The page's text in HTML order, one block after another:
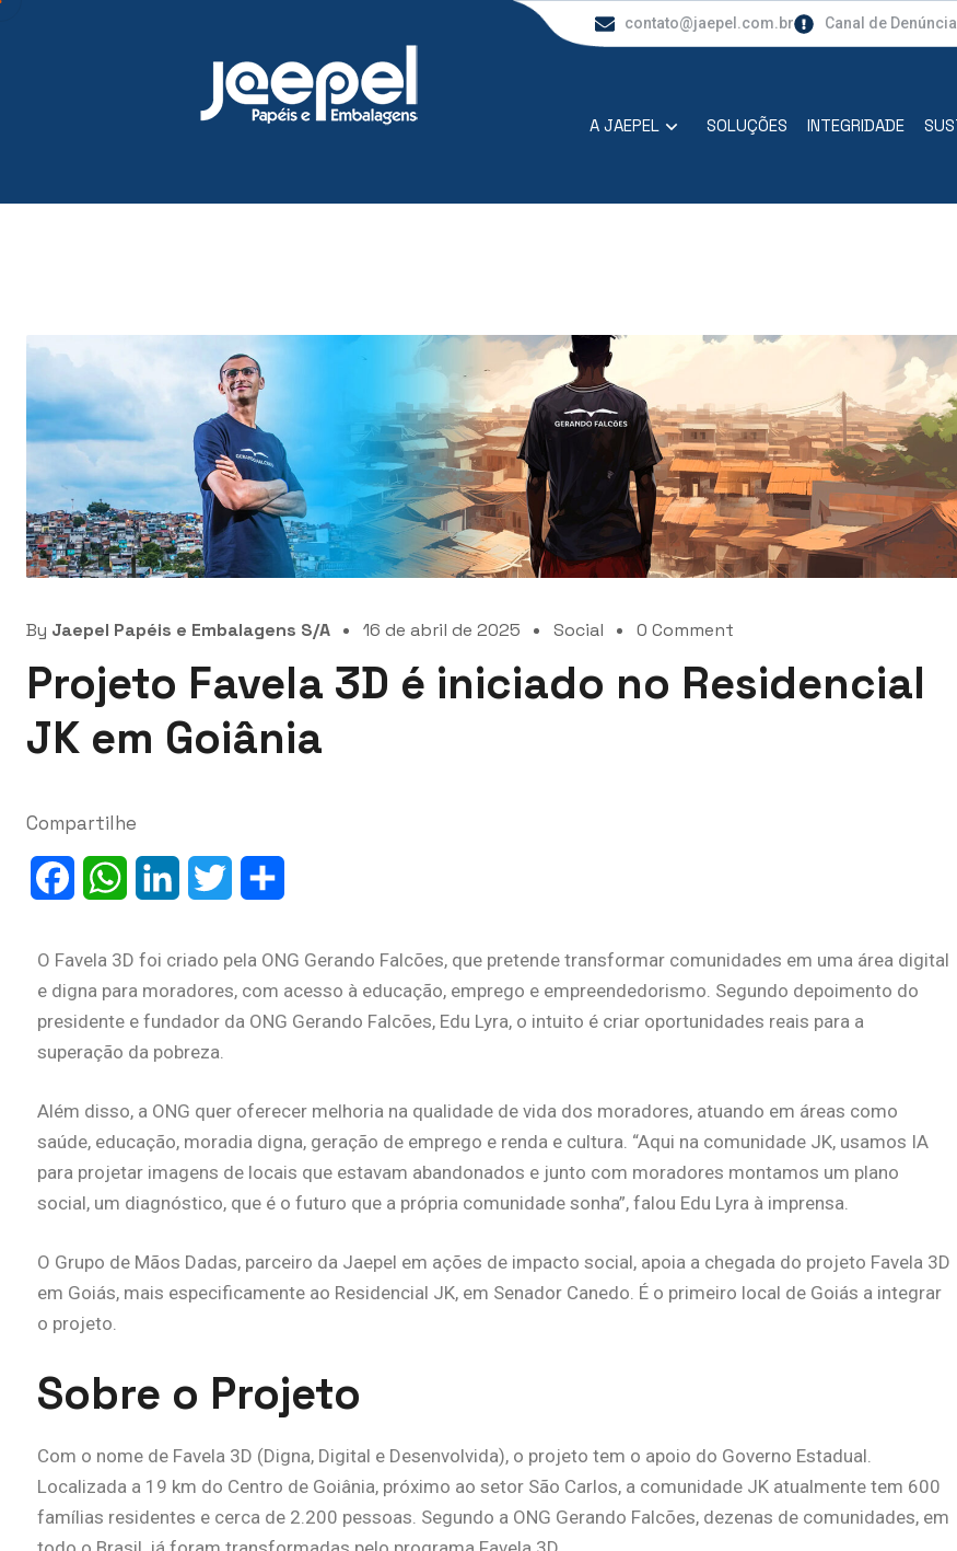
contato@jaepel.com.br Canal de
A JAEPEL SOLUÇÕES INTEGRIDADE
By Jaepel Papéis e Embalagens S/A 16 de abril de 2025 Social 0 Comment
Projeto Favela 3D é iniciado no Residencial
JK em Goiânia
Compartilhe
FacebookWhatsAppLinkedIn Twitter
O Favela 3D foi criado pela ONG Gerando Falcões, que pretende transformar comunidades em uma área digital
e digna para moradores, com acesso à educação, emprego e empreendedorismo. Segundo depoimento do
presidente e fundador da ONG Gerando Falcões, Edu Lyra, o intuito é criar oportunidades reais para a
superação da pobreza.
Além disso, a ONG quer oferecer melhoria na qualidade de vida dos moradores, atuando em áreas como
saúde, educação, moradia digna, geração de emprego e renda e cultura. “Aqui na comunidade JK, usamos IA
para projetar imagens de locais que estavam abandonados e junto com moradores montamos um plano
social, um diagnóstico, que é o futuro que a própria comunidade sonha”, falou Edu Lyra à imprensa.
O Grupo de Mãos Dadas, parceiro da Jaepel em ações de impacto social, apoia a chegada do projeto Favela 3D
em Goiás, mais especificamente ao Residencial JK, em Senador Canedo. É o primeiro local de Goiás a integrar
o projeto.
Sobre o Projeto
Com o nome de Favela 3D (Digna, Digital e Desenvolvida), o projeto tem o apoio do Governo Estadual.
Localizada a 19 km do Centro de Goiânia, próximo ao setor São Carlos, a comunidade JK atualmente tem 600
famílias residentes e cerca de 2.200 pessoas. Segundo a ONG Gerando Falcões, dezenas de comunidades, em